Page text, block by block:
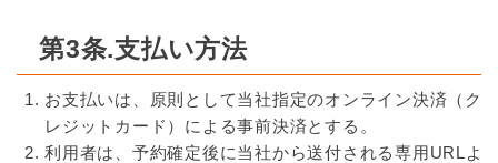
第3条.支払い方法
お支払いは、原則として当社指定のオンライン決済（ク
レジットカード）による事前決済とする。
利用者は、予約確定後に当社から送付される専用URLよ